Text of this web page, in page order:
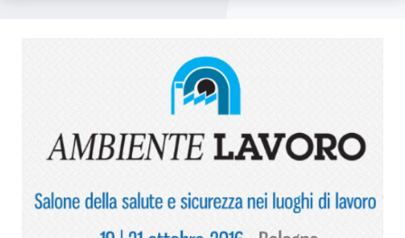
Workshop - Impianti elettrici nei locali